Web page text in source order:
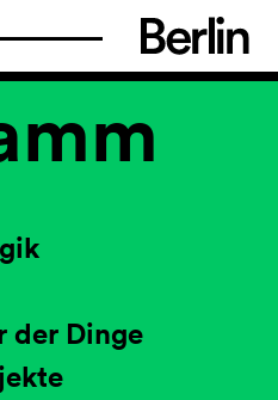
der Dinge